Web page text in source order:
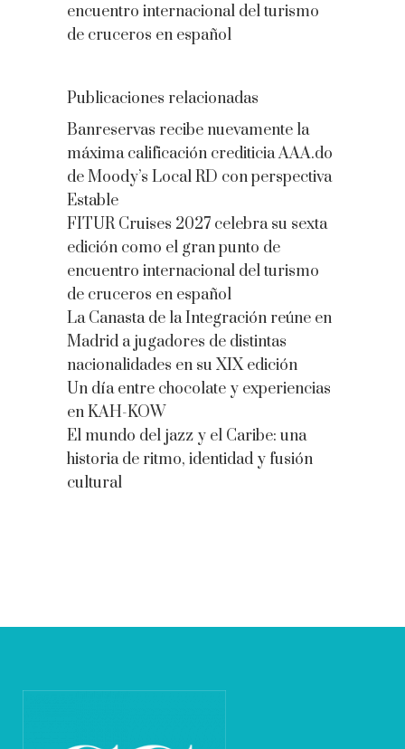
encuentro internacional del turismo
de cruceros en español
Publicaciones relacionadas
Banreservas recibe nuevamente la
máxima calificación crediticia AAA.do
de Moody’s Local RD con perspectiva
Estable
FITUR Cruises 2027 celebra su sexta
edición como el gran punto de
encuentro internacional del turismo
de cruceros en español
La Canasta de la Integración reúne en
Madrid a jugadores de distintas
nacionalidades en su XIX edición
Un día entre chocolate y experiencias
en KAH-KOW
El mundo del jazz y el Caribe: una
historia de ritmo, identidad y fusión
cultural